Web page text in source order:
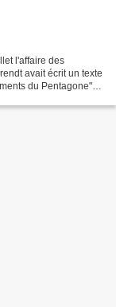
l'affaire des
avait écrit un texte
du Pentagone".